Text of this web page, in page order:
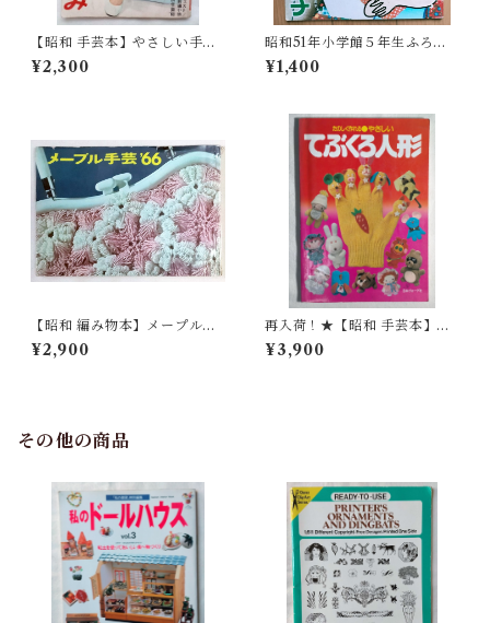
【昭和 手芸本】やさしい手芸
とかぎ針あみ （昭和43年）
¥2,300
昭和51年小学館５年生ふろ
く：手芸工作名コーチ
¥1,400
【昭和 編み物本】メープル手
芸'66（昭和41年）
¥2,900
再入荷！★【昭和 手芸本】て
ぶくろ人形（昭和54年）
¥3,900
その他の商品